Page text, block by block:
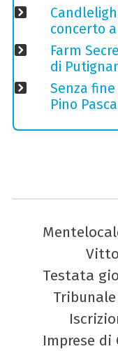
concerto
Farm
di
Senza
Pino
Testata
Imprese di